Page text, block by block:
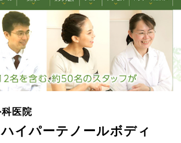
医院
ハイパーテノールボディ